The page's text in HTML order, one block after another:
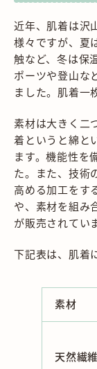
近年、肌着は沢
様々ですが、夏
触など、冬は保
ポーツや登山な
ました。肌着一
素材は大きく二
着というと綿と
ます。機能性を
た。また、技術
高める加工をす
や、素材を組み
が販売されてい
下記表は、肌着
素材
天然繊維